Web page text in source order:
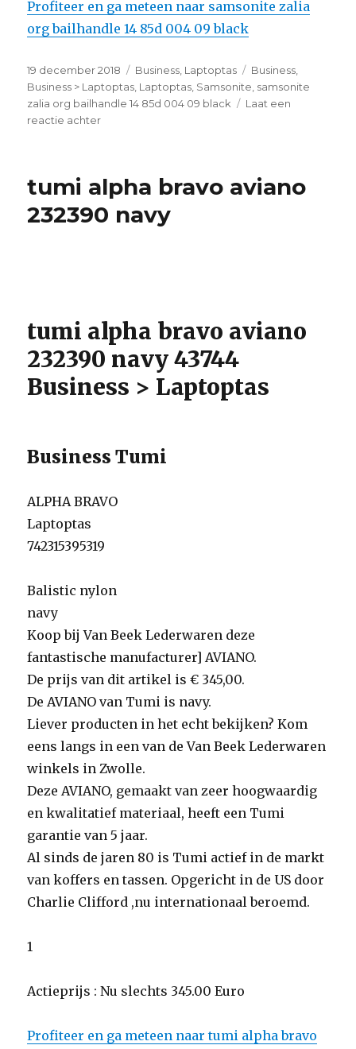
Profiteer en ga meteen naar samsonite zalia
org bailhandle 14 85d 004 09 black
Geplaatst
op
19 december 2018 Categorieën
Business, Laptoptas Tags
Business,
Business > Laptoptas, Laptoptas, Samsonite, samsonite
zalia org bailhandle 14 85d 004 09 black
Laat een
reactie achter
bailhandle
85d
tumi alpha bravo aviano
232390 navy
tumi alpha bravo aviano
232390 navy 43744
Business > Laptoptas
Business Tumi
ALPHA BRAVO
Laptoptas
742315395319
Balistic nylon
navy
Koop bij Van Beek Lederwaren deze
fantastische manufacturer] AVIANO.
De prijs van dit artikel is € 345,00.
De AVIANO van Tumi is navy.
Liever producten in het echt bekijken? Kom
eens langs in een van de Van Beek Lederwaren
winkels in Zwolle.
Deze AVIANO, gemaakt van zeer hoogwaardig
en kwalitatief materiaal, heeft een Tumi
garantie van 5 jaar.
Al sinds de jaren 80 is Tumi actief in de markt
van koffers en tassen. Opgericht in de US door
Charlie Clifford ,nu internationaal beroemd.
1
Actieprijs : Nu slechts 345.00 Euro
Profiteer en ga meteen naar tumi alpha bravo